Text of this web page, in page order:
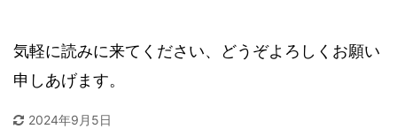
気軽に読みに来てください、どうぞよろしくお願い
申しあげます。
2024年9月5日